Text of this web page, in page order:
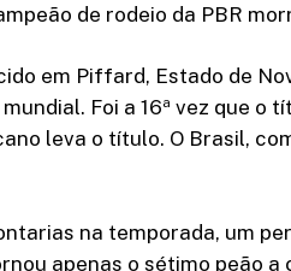
de rodeio da PBR
em Piffard, Estado de
Foi a 16ª vez que o
leva o título. O Brasil,
na temporada, um
apenas o sétimo peão